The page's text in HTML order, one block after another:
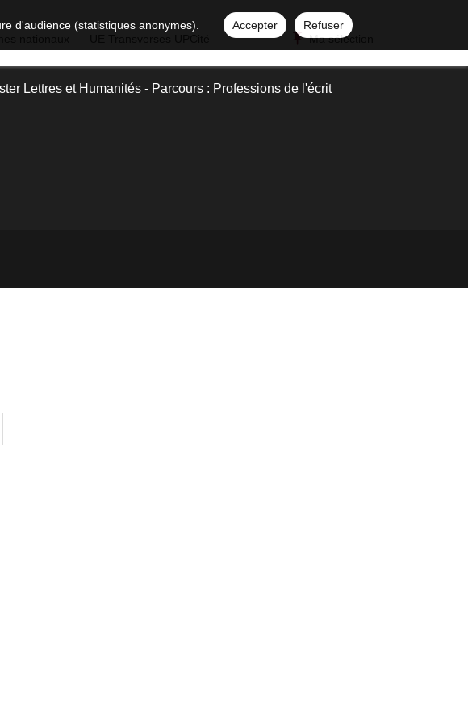
d'audience (statistiques anonymes). Accepter
Refuser
Ma sélection
Lettres et Humanités - Parcours : Professions de l'écrit